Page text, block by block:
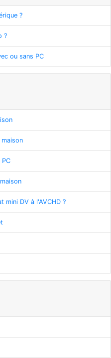
?
?
ou sans PC
mini DV à l'AVCHD ?